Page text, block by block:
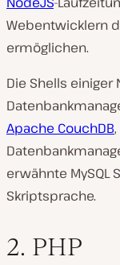
Webentwicklern
ermöglichen.
Die Shells einiger
Apache CouchDB
erwähnte MySQL
Skriptsprache.
2. PHP